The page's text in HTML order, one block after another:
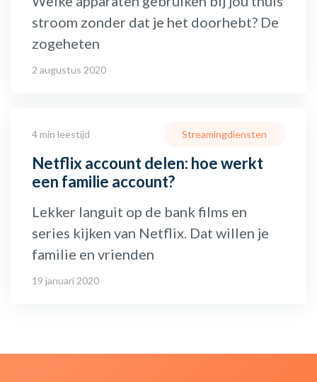
stroom zonder dat je het doorhebt? De
zogeheten
2 augustus 2020
4 min leestijd
Netflix account delen: hoe werkt
een familie account?
Streamingdiensten
Lekker languit op de bank films en
series kijken van Netflix. Dat willen je
familie en vrienden
19 januari 2020